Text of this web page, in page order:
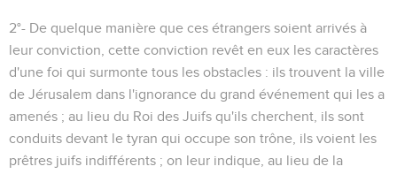
2°- De quelque manière que ces étrangers soient arrivés à
leur conviction, cette conviction revêt en eux les caractères
d'une foi qui surmonte tous les obstacles : ils trouvent la ville
de Jérusalem dans l'ignorance du grand événement qui les a
amenés ; au lieu du Roi des Juifs qu'ils cherchent, ils sont
conduits devant le tyran qui occupe son trône, ils voient les
prêtres juifs indifférents ; on leur indique, au lieu de la